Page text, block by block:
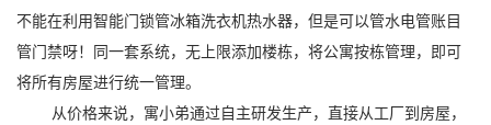
不能在利用智能门锁管冰箱洗衣机热水器，但是可以管水电管账目
管门禁呀！同一套系统，无上限添加楼栋，将公寓按栋管理，即可
将所有房屋进行统一管理。
从价格来说，寓小弟通过自主研发生产，直接从工厂到房屋，